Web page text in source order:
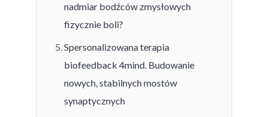
nadmiar bodźców zmysłowych
fizycznie boli?
Spersonalizowana terapia
biofeedback 4mind. Budowanie
nowych, stabilnych mostów
synaptycznych